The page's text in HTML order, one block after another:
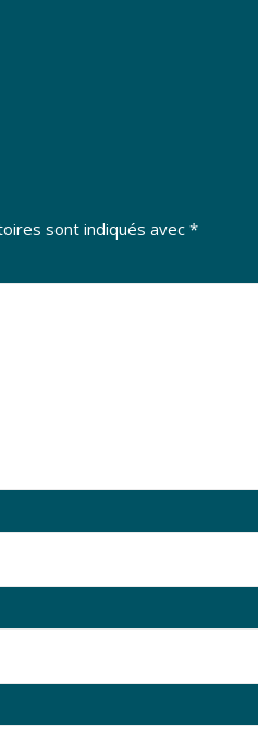
sont indiqués avec*